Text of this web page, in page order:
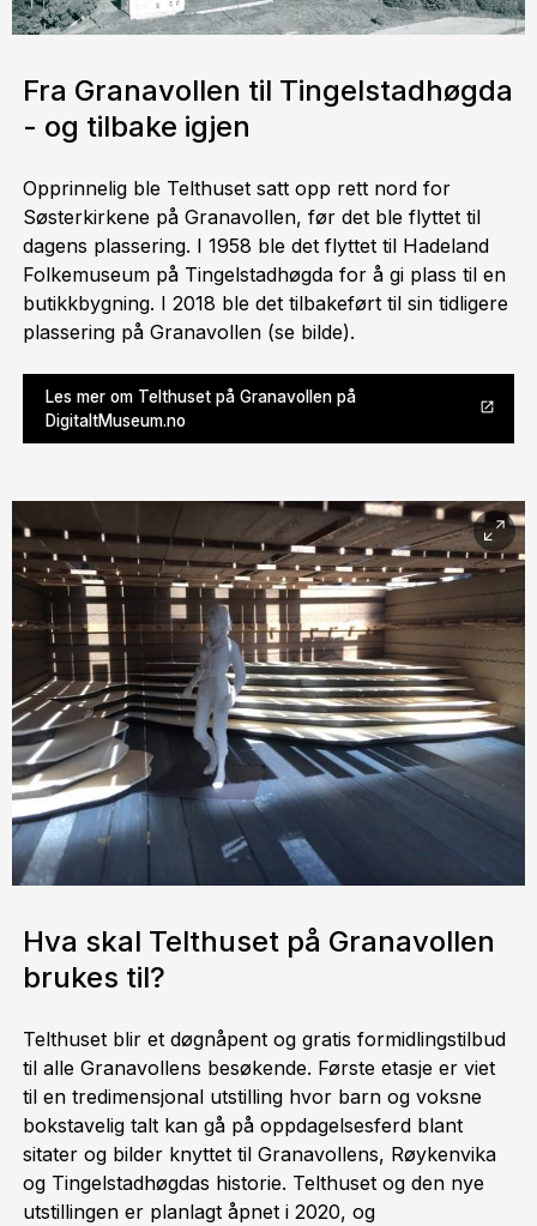
Fra Granavollen til Tingelstadhøgda
- og tilbake igjen
Opprinnelig ble Telthuset satt opp rett nord for
Søsterkirkene på Granavollen, før det ble flyttet til
dagens plassering. I 1958 ble det flyttet til Hadeland
Folkemuseum på Tingelstadhøgda for å gi plass til en
butikkbygning. I 2018 ble det tilbakeført til sin tidligere
plassering på Granavollen (se bilde).
Les mer om Telthuset på Granavollen på
DigitaltMuseum.no
Hva skal Telthuset på Granavollen
brukes til?
Telthuset blir et døgnåpent og gratis formidlingstilbud
til alle Granavollens besøkende. Første etasje er viet
til en tredimensjonal utstilling hvor barn og voksne
bokstavelig talt kan gå på oppdagelsesferd blant
sitater og bilder knyttet til Granavollens, Røykenvika
og Tingelstadhøgdas historie. Telthuset og den nye
utstillingen er planlagt åpnet i 2020, og